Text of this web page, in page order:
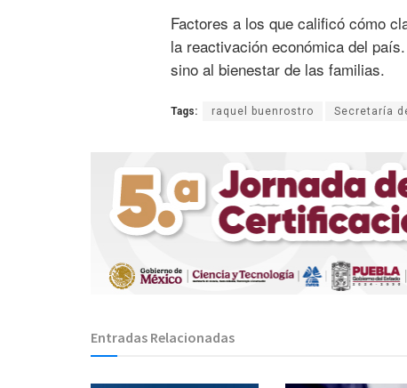
Factores a los que calificó cómo
la reactivación económica del
sino al bienestar de las familias.
Tags: raquel buenrostro Secretaría
Entradas Relacionadas